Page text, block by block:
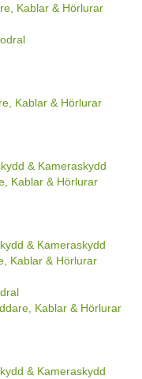
Kablar & Hörlurar
Kablar & Hörlurar
& Kameraskydd
Kablar & Hörlurar
& Kameraskydd
Kablar & Hörlurar
Kablar & Hörlurar
& Kameraskydd